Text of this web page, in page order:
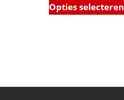
Opties selecteren